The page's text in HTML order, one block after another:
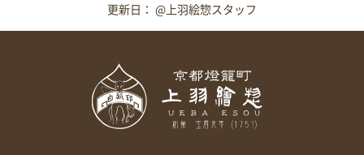
更新日： @上羽絵惣スタッフ